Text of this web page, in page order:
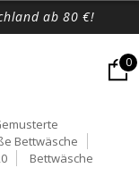
ab 80 €!
0
Bettwäsche
Bettwäsche